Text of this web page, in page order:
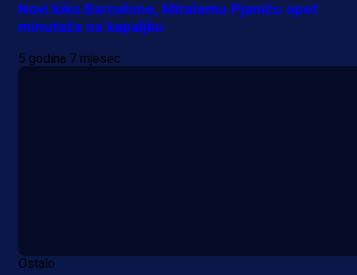
Novi kiks Barcelone, Miralemu Pjaniću opet
minutaža na kapaljku
5 godina 7 mjesec
Ostalo